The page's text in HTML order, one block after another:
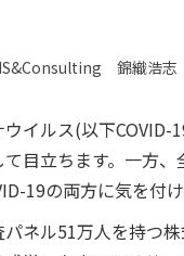
錦織浩志
イルス(以下
目立ちます。一方
19の両方に気を付
ネル51万人を持つ